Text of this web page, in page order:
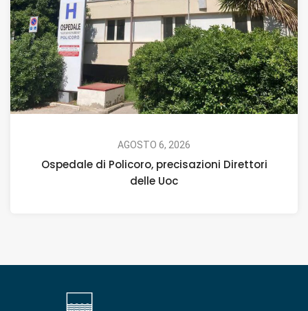
AGOSTO 6, 2026
Ospedale di Policoro, precisazioni Direttori
delle Uoc